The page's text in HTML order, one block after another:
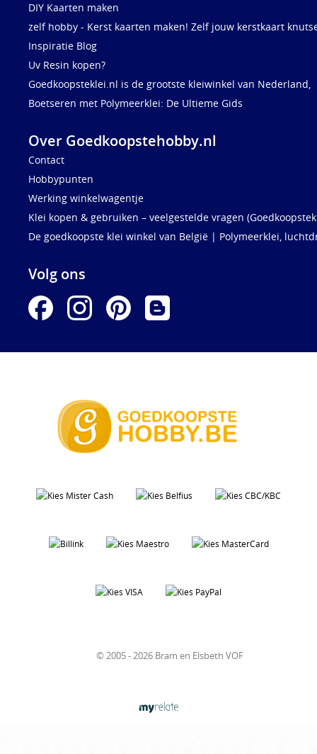
DIY Kaarten maken
zelf hobby - Kerst kaarten maken! Zelf jouw kerstkaart
Inspiratie Blog
Uv Resin kopen?
Goedkoopsteklei.nl is de grootste kleiwinkel van Nederland,
Boetseren met Polymeerklei: De Ultieme Gids
Over Goedkoopstehobby.nl
Contact
Hobbypunten
Werking winkelwagentje
Klei kopen & gebruiken – veelgestelde vragen
De goedkoopste klei winkel van België | Polymeerklei,
Volg ons
© 2005 - 2026 Bram en Elsbeth VOF